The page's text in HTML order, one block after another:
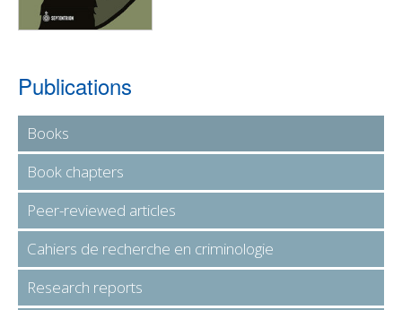
Publications
Books
Book chapters
Peer-reviewed articles
Cahiers de recherche en criminologie
Research reports